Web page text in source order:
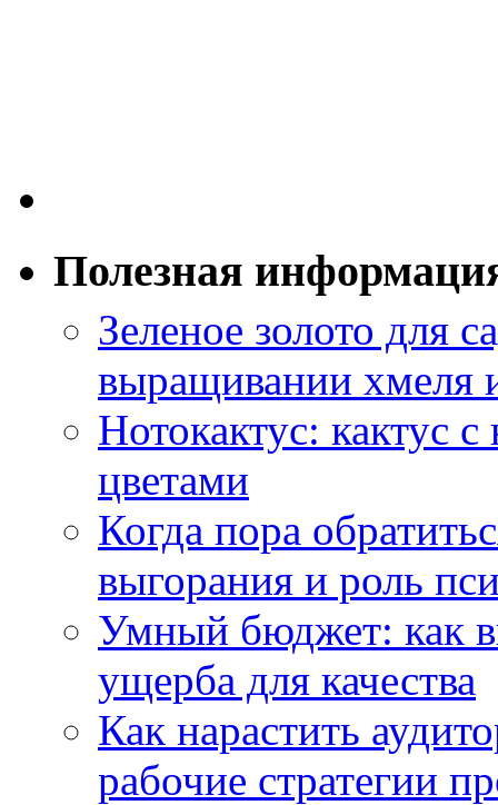
Полезная
Зеленое золото для
выращивании хмеля
Нотокактус: кактус
цветами
Когда пора
выгорания и роль
Умный бюджет: как
ущерба для качества
Как нарастить
рабочие стратегии